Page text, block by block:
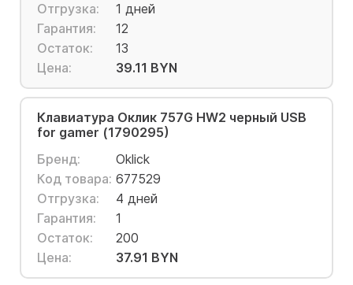
Отгрузка:
1 дней
Гарантия:
12
Остаток:
13
Цена:
39.11 BYN
Клавиатура Оклик 757G HW2 черный USB
for gamer (1790295)
Бренд:
Oklick
Код товара: 677529
Отгрузка:
4 дней
Гарантия:
1
Остаток:
200
Цена:
37.91 BYN